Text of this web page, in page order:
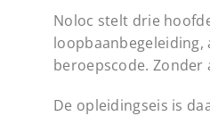
Noloc stelt drie
beroepscode.
De opleidingseis is